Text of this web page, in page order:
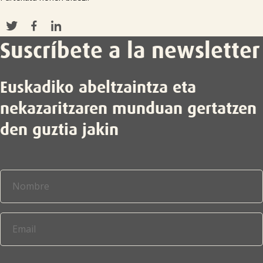
Suscríbete a la newsletter
Euskadiko abeltzaintza eta
nekazaritzaren munduan gertatzen
den guztia jakin